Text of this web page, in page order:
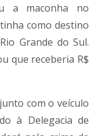
a maconha no
como destino
Grande do Sul.
que receberia R$
com o veículo
à Delegacia de